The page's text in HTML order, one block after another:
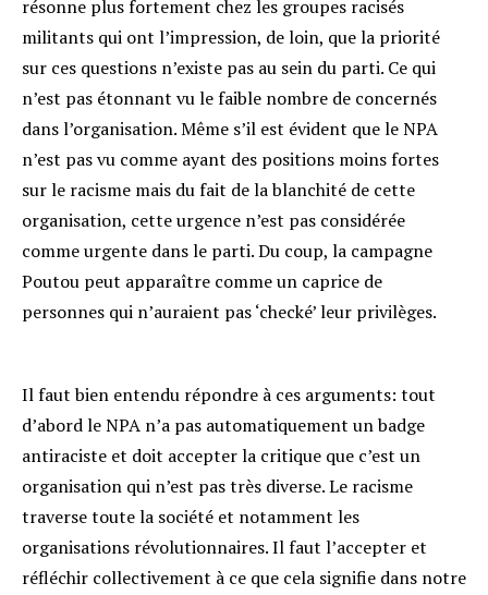
résonne plus fortement chez les groupes racisés
militants qui ont l’impression, de loin, que la priorité
sur ces questions n’existe pas au sein du parti. Ce qui
n’est pas étonnant vu le faible nombre de concernés
dans l’organisation. Même s’il est évident que le NPA
n’est pas vu comme ayant des positions moins fortes
sur le racisme mais du fait de la blanchité de cette
organisation, cette urgence n’est pas considérée
comme urgente dans le parti. Du coup, la campagne
Poutou peut apparaître comme un caprice de
personnes qui n’auraient pas ‘checké’ leur privilèges.
Il faut bien entendu répondre à ces arguments: tout
d’abord le NPA n’a pas automatiquement un badge
antiraciste et doit accepter la critique que c’est un
organisation qui n’est pas très diverse. Le racisme
traverse toute la société et notamment les
organisations révolutionnaires. Il faut l’accepter et
réfléchir collectivement à ce que cela signifie dans notre